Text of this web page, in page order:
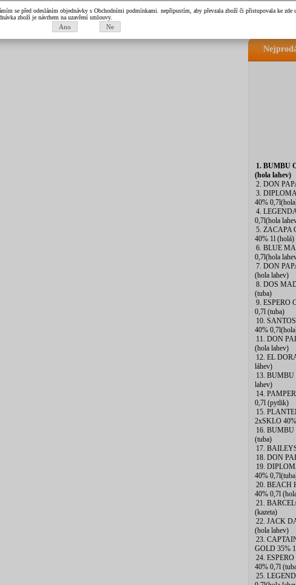
30.
1. BUMBU
(hola lahev)
2. DON
3.
40%
4.
0,7l(hola
5. ZACAPA
40% 1l (holá)
6. BLUE
0,7l(hola
7. DON
(hola lahev)
8. DOS
(tuba)
9. ESPERO
0,7l (tuba)
10.
40%
11. DON
(hola lahev)
12. EL
láhev)
13. BUMBU
lahev)
14.
0,7l (pytlik)
15.
2xSKLO
16.
(tuba)
17.
18. DON
19.
40%
20. BEACH
40% 0,7l
21.
(kazeta)
22. JACK
(hola lahev)
23.
GOLD 35%
24.
40% 0,7l
25.
se před odesláním objednávky s Obchodními podmínkami. nepřipustím, aby převzala zboží či přistupovala ke zde
zboží je návrhem na uzavření smlouvy.
Ano Ne